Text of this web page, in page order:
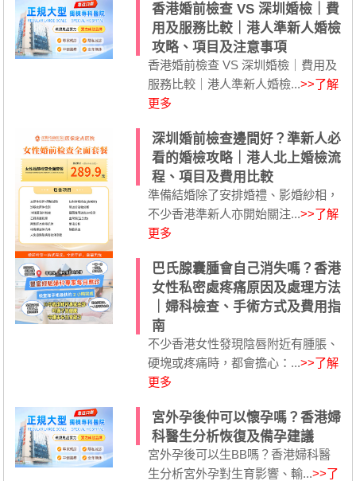
香港婚前檢查 VS 深圳婚檢｜費
用及服務比較｜港人準新人婚檢
攻略、項目及注意事項
香港婚前檢查 VS 深圳婚檢｜費用及
服務比較｜港人準新人婚檢...>>了解
更多
深圳婚前檢查邊間好？準新人必
看的婚檢攻略｜港人北上婚檢流
程、項目及費用比較
準備結婚除了安排婚禮、影婚紗相，
不少香港準新人亦開始關注...>>了解
更多
巴氏腺囊腫會自己消失嗎？香港
女性私密處疼痛原因及處理方法
｜婦科檢查、手術方式及費用指
南
不少香港女性發現陰唇附近有腫脹、
硬塊或疼痛時，都會擔心：...>>了解
更多
宮外孕後仲可以懷孕嗎？香港婦
科醫生分析恢復及備孕建議
宮外孕後可以生BB嗎？香港婦科醫
生分析宮外孕對生育影響、輸...>>了